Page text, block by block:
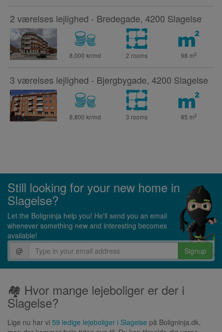
2 værelses lejlighed - Bredegade, 4200 Slagelse
8,000 kr/md 2 rooms 98 m2
3 værelses lejlighed - Bjergbygade, 4200 Slagelse
8,800 kr/md 3 rooms 85 m2
Still looking for your new home in
Slagelse?
Let the Boligninja help you! He'll send you an email
whenever something new and interesting becomes
available!
@
Signup
🏘 Hvor mange lejeboliger er der i
Slagelse?
Lige nu har vi 59 ledige lejeboliger i Slagelse på Boligninja.dk,